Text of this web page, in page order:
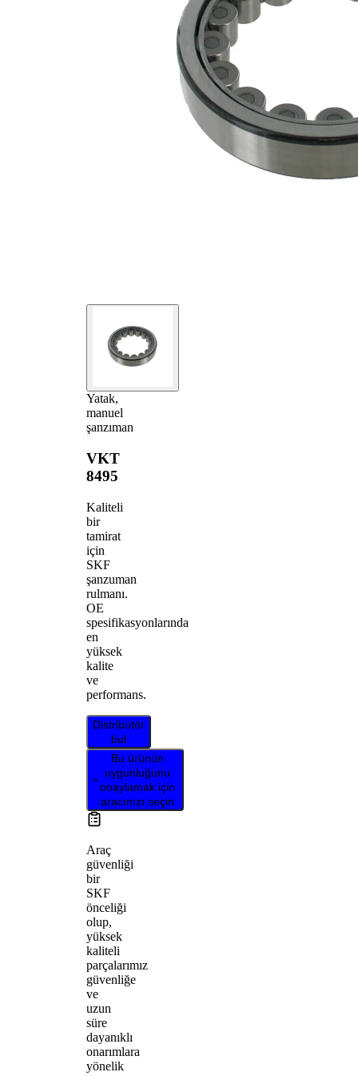
Yatak,
manuel
şanzıman
VKT
8495
Kaliteli
bir
tamirat
için
SKF
şanzuman
rulmanı.
OE
spesifikasyonlarında
en
yüksek
kalite
ve
performans.
Distribütör
bul
Bu ürünün
uygunluğunu
onaylamak için
aracınızı seçin
Araç
güvenliği
bir
SKF
önceliği
olup,
yüksek
kaliteli
parçalarımız
güvenliğe
ve
uzun
süre
dayanıklı
onarımlara
yönelik